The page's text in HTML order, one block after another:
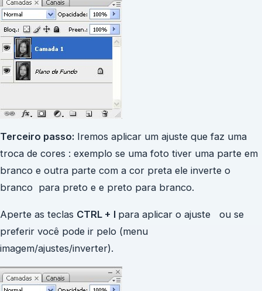
Terceiro passo: Iremos aplicar um ajuste que faz uma
troca de cores : exemplo se uma foto tiver uma parte em
branco e outra parte com a cor preta ele inverte o
branco para preto e e preto para branco.
Aperte as teclas CTRL + I para aplicar o ajuste ou se
preferir você pode ir pelo (menu
imagem/ajustes/inverter).